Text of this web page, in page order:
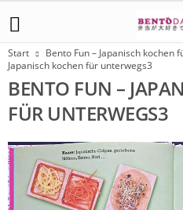
Start Bento Fun – Japanisch kochen
Japanisch kochen für unterwegs3
BENTO FUN –
FÜR UNTERWEGS3